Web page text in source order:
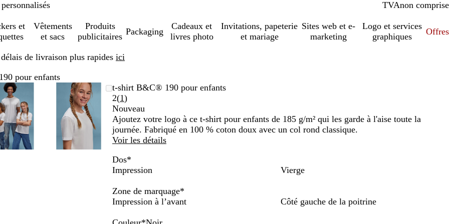
TVAcomprise
non comprise
et
Vêtements
et sacs
Produits
publicitaires
Packaging
Cadeaux et
livres photo
Invitations, papeterie
et mariage
Sites web et e-
marketing
Logo et services
graphiques
Offres
de livraison plus rapides ici
pour enfants
Image
zoomable
Zoom
au
minimum
Cliquez
pour
développer
Utilisez
les
touches
plus
et
moins
pour
Image
zoomable
Zoom
au
minimum
Cliquez
pour
développer
Utilisez
les
touches
plus
et
moins
pour
t-shirt B&C® 190 pour enfants
2(1Lire
les
1
avis
)
Nouveau
Ajoutez votre logo à ce t-shirt pour enfants de 185 g/m² qui les garde à l'aise toute la
journée. Fabriqué en 100 % coton doux avec un col rond classique.
Voir les détails
Dos*
Impression
Vierge
Zone de marquage*
Impression à l’avant
Côté gauche de la poitrine